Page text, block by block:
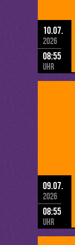
10.07.
2026
08:55
Uhr
09.07.
2026
08:55
Uhr